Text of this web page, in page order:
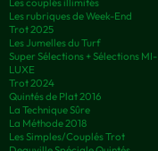
Les rubriques de Week-End
Trot 2025
Les Jumelles du Turf
Super Sélections + Sélections MI-
LUXE
Trot 2024
Quintés de Plat 2016
La Technique Sûre
La Méthode 2018
Les Simples/Couplés Trot